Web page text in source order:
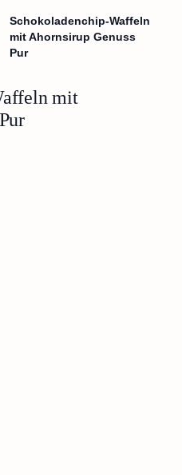
Schokoladenchip-Waffeln
mit Ahornsirup Genuss
Pur
mit